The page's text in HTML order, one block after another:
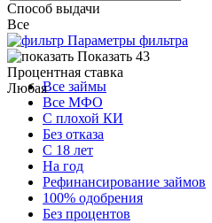
Способ выдачи
Все
Параметры фильтра
Показать 43
Процентная ставка
ЛюбаяВсе займы
Все МФО
С плохой КИ
Без отказа
С 18 лет
На год
Рефинансирование займов
100% одобрения
Без процентов